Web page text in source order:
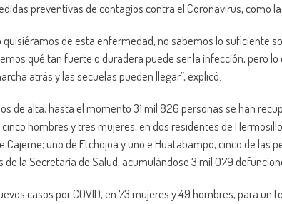
preventivas de contagios contra el Coronavirus, como la
de esta enfermedad, no sabemos lo suficiente
qué tan fuerte o duradera puede ser la infección, pero
atrás y las secuelas pueden llegar”, explicó.
de alta; hasta el momento 31 mil 826 personas se han
hombres y tres mujeres, en dos residentes de
Cajeme; uno de Etchojoa y uno e Huatabampo, cinco de las
la Secretaría de Salud, acumulándose 3 mil 079
casos por COVID, en 73 mujeres y 49 hombres, para un